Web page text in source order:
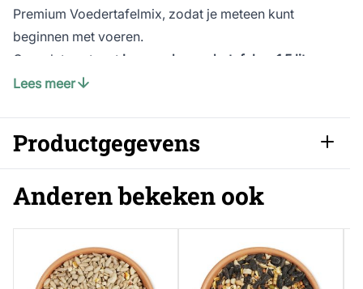
Premium Voedertafelmix, zodat je meteen kunt
beginnen met voeren.
Complete set met hangende voedertafel
1,5 liter
Premium Voedertafelmix
vaste voederplek
Met het Voedertafelpakket richt je in een
handomdraai een voederplek in voor tuinvogels. De
passend vogelvoer beschikt. Dankzij de stevige
ketting hang je de voedertafel eenvoudig op aan
Lees meer
Productgegevens
Artikelnummer
Anderen bekeken ook